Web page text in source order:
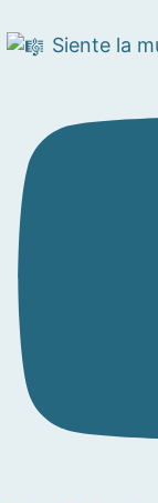
Siente la